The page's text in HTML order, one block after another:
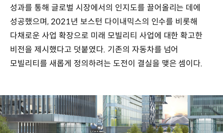
성과를 통해 글로벌 시장에서의 인지도를 끌어올리는 데에
성공했으며, 2021년 보스턴 다이내믹스의 인수를 비롯해
다채로운 사업 확장으로 미래 모빌리티 사업에 대한 확고한
비전을 제시했다고 덧붙였다. 기존의 자동차를 넘어
모빌리티를 새롭게 정의하려는 도전이 결실을 맺은 셈이다.